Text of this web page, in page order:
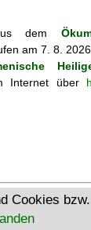
dem
am 7. 8. 2026
Internet über
Cookies